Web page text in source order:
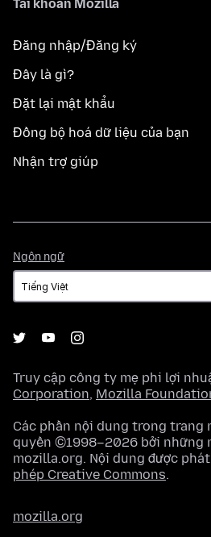
Tài khoản Mozilla
Đăng nhập/Đăng ký
Đây là gì?
Đặt lại mật khẩu
Đồng bộ hoá dữ liệu của bạn
Nhận trợ giúp
Ngôn ngữ
ngữ
Truy cập công ty mẹ phi lợi
Corporation, Mozilla
Các phần nội dung trong trang
quyền ©1998–2026 bởi những
mozilla.org. Nội dung được
phép Creative Commons.
mozilla.org